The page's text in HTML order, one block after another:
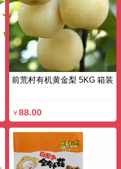
前荒村有机黄金梨 5KG 箱装
￥88.00